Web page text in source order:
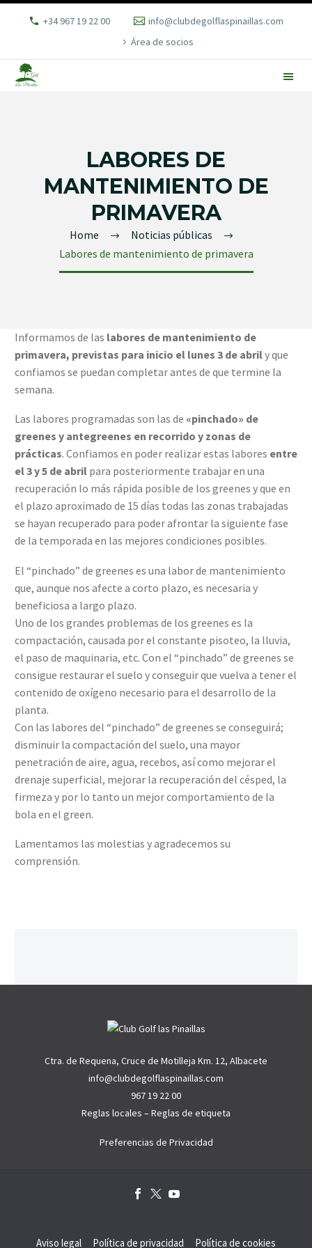
+34 967 19 22 00
info@clubdegolflaspinaillas.com
Área de socios
LABORES DE
MANTENIMIENTO DE
PRIMAVERA
Home
Noticias públicas
Labores de mantenimiento de primavera
Informamos de las labores de mantenimiento de
primavera, previstas para inicio el lunes 3 de abril y que
confiamos se puedan completar antes de que termine la
semana.
Las labores programadas son las de «pinchado» de
greenes y antegreenes en recorrido y zonas de
prácticas. Confiamos en poder realizar estas labores entre
el 3 y 5 de abril para posteriormente trabajar en una
recuperación lo más rápida posible de los greenes y que en
el plazo aproximado de 15 días todas las zonas trabajadas
se hayan recuperado para poder afrontar la siguiente fase
de la temporada en las mejores condiciones posibles.
El “pinchado” de greenes es una labor de mantenimiento
que, aunque nos afecte a corto plazo, es necesaria y
beneficiosa a largo plazo.
Uno de los grandes problemas de los greenes es la
compactación, causada por el constante pisoteo, la lluvia,
el paso de maquinaria, etc. Con el “pinchado” de greenes se
consigue restaurar el suelo y conseguir que vuelva a tener el
contenido de oxígeno necesario para el desarrollo de la
planta.
Con las labores del “pinchado” de greenes se conseguirá;
disminuir la compactación del suelo, una mayor
penetración de aire, agua, recebos, así como mejorar el
drenaje superficial, mejorar la recuperación del césped, la
firmeza y por lo tanto un mejor comportamiento de la
bola en el green.
Lamentamos las molestias y agradecemos su
comprensión.
Ctra. de Requena, Cruce de Motilleja Km. 12, Albacete
info@clubdegolflaspinaillas.com
967 19 22 00
Reglas locales –Reglas de etiqueta
Preferencias de Privacidad
Aviso legal Política de privacidad Política de cookies